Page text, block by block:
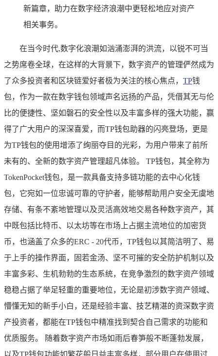
新篇章，助力在数字经济浪潮中更轻松地应对资产
相关事务。
在当今时代,数字化浪潮如汹涌澎湃的洪流，以锐不可当
之势席卷全球，在这样的大背景下，数字资产的管理俨然成为
了众多投资者和区块链爱好者极为关注的核心焦点， TP钱
包，作为一款在数字钱包领域声名远扬的产品，凭借其无与伦
比的便捷性、坚如磐石的安全性以及丰富多样的强大功能，赢
得了广大用户的深深喜爱，而TP钱包助器的闪亮登场，更是
为TP钱包的使用增添了绚丽夺目的光彩，为用户带来了前所
未有的、全新的数字资产管理超凡体验。 TP钱包，其全称为
TokenPocket钱包，是一款具备支持多链功能的去中心化钱
包，它宛如一位忠诚可靠的守护者，能够帮助用户安全无虞地
存储、有条不紊地管理以及灵活高效地交易各种数字资产，其
中既包括比特币、以太坊等在市场上占据主流地位的加密货
币，也涵盖了众多的ERC - 20代币，TP钱包以其简洁明了、易
于上手的操作界面，固若金汤、坚不可摧的安全防护机制以及
丰富多彩、生机勃勃的生态系统，在竞争激烈的数字资产领域
稳稳占据了举足轻重的重要地位，无论是初涉数字资产领域、
懵懂无知的新手小白，还是经验丰富、技艺精湛的资深数字资
产投资者，都能在TP钱包中精准找到契合自己需求的功能和
优质服务。 随着数字资产市场如雨后春笋般不断蓬勃发展，
以及TP钱包功能如繁花般日益丰富多样，部分用户在使用过